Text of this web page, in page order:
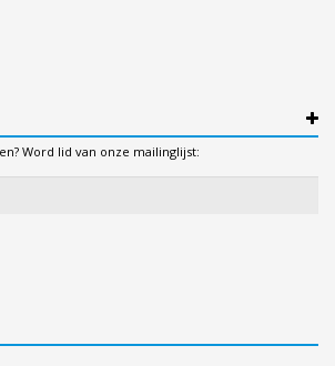
Word lid van onze mailinglijst: